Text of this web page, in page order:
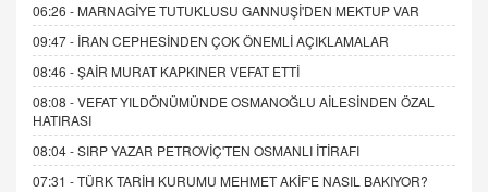
06:26 - MARNAGİYE TUTUKLUSU GANNUŞİ'DEN MEKTUP VAR
09:47 - İRAN CEPHESİNDEN ÇOK ÖNEMLİ AÇIKLAMALAR
08:46 -ŞAİR MURAT KAPKINER VEFAT ETTİ
08:08 -VEFAT YILDÖNÜMÜNDE OSMANOĞLU AİLESİNDEN ÖZAL
HATIRASI
08:04 -SIRP YAZAR PETROVİÇ'TEN OSMANLI İTİRAFI
07:31 -TÜRK TARİH KURUMU MEHMET AKİF'E NASIL BAKIYOR?